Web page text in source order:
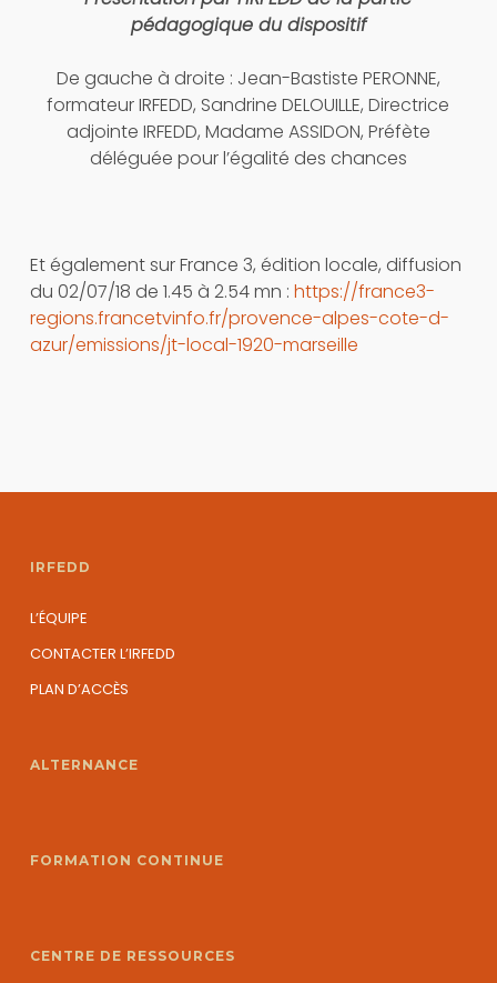
pédagogique du dispositif
De gauche à droite : Jean-Bastiste PERONNE,
formateur IRFEDD, Sandrine DELOUILLE, Directrice
adjointe IRFEDD, Madame ASSIDON, Préfète
déléguée pour l’égalité des chances
Et également sur France 3, édition locale, diffusion
du 02/07/18 de 1.45 à 2.54 mn : https://france3-
regions.francetvinfo.fr/provence-alpes-cote-d-
azur/emissions/jt-local-1920-marseille
IRFEDD
L’ÉQUIPE
CONTACTER L’IRFEDD
PLAN D’ACCÈS
ALTERNANCE
FORMATION CONTINUE
CENTRE DE RESSOURCES